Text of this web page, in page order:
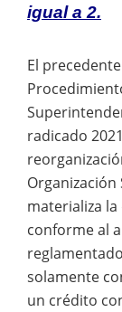
igual a 2.
El
radicado
Organización
materializa
conforme al
solamente
un crédito